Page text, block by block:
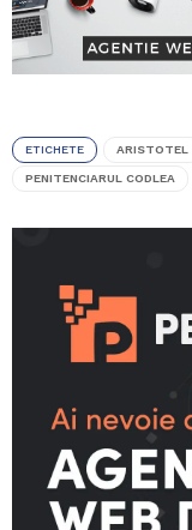
ETICHETE ARISTOTEL
PENITENCIARUL CODLEA